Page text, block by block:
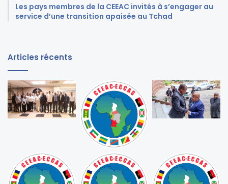
Les pays membres de la CEEAC invités à s’engager au
service d’une transition apaisée au Tchad
Articles récents